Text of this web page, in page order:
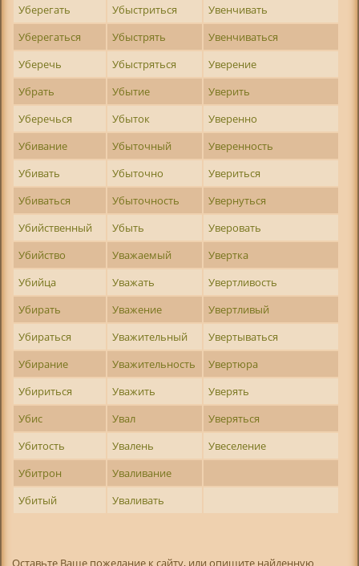
Уберегать
Убыстриться
Увенчивать
Уберегаться
Убыстрять
Увенчиваться
Уберечь
Убыстряться
Уверение
Убрать
Убытие
Уверить
Уберечься
Убыток
Уверенно
Убивание
Убыточный
Уверенность
Убивать
Убыточно
Увериться
Убиваться
Убыточность
Увернуться
Убийственный
Убыть
Уверовать
Убийство
Уважаемый
Увертка
Убийца
Уважать
Увертливость
Убирать
Уважение
Увертливый
Убираться
Уважительный
Увертываться
Убирание
Уважительность
Увертюра
Убириться
Уважить
Уверять
Убис
Увал
Уверяться
Убитость
Увалень
Увеселение
Убитрон
Уваливание
Убитый
Уваливать
Оставьте Ваше пожелание к сайту, или опишите найденную